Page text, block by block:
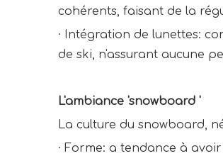
cohérents, faisant de la
· Intégration de lunettes:
de ski, n'assurant aucune
L'ambiance 'snowboard '
La culture du snowboard,
· Forme: a tendance à